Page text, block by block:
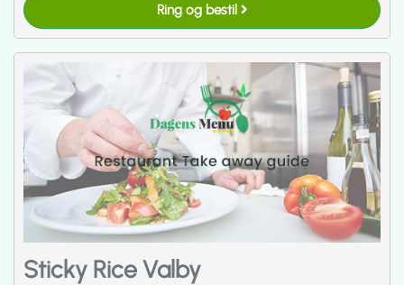
Ring og bestil
Sticky Rice Valby